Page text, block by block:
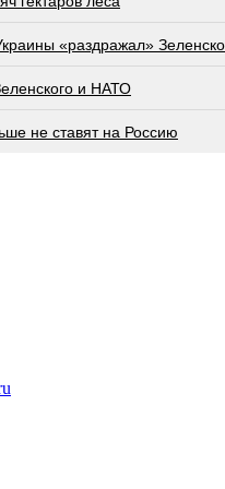
«раздражал»
и НАТО
не ставят на Россию